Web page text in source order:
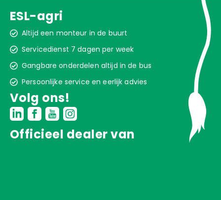
ESL-agri
Altijd een monteur in de buurt
Servicedienst 7 dagen per week
Gangbare onderdelen altijd in de bus
Persoonlijke service en eerlijk advies
Volg ons!
Officieel dealer van